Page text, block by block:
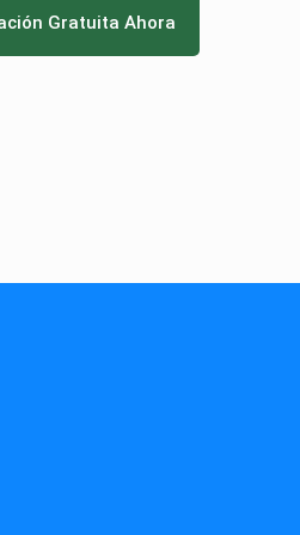
Gratuita Ahora